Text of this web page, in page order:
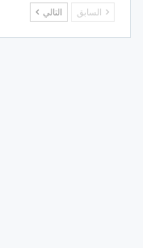
السابق التالي